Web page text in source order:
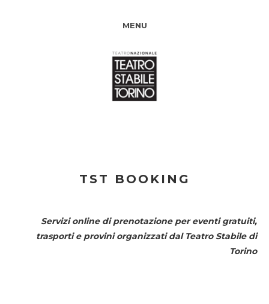
MENU
TST BOOKING
Servizi online di prenotazione per eventi gratuiti,
trasporti e provini organizzati dal Teatro Stabile di
Torino